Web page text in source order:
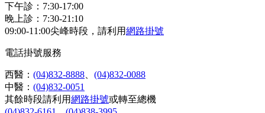
下午診：7:30-17:00
晚上診：7:30-21:10
09:00-11:00尖峰時段，請利用網路掛號
電話掛號服務
西醫： (04)832-8888
(04)832-0088
中醫： (04)832-0051
其餘時段請利用網路掛號或轉至總機